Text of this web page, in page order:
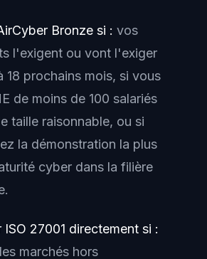
Bronze si : vos
l'exigent ou vont l'exiger
18 prochains mois, si vous
de moins de 100 salariés
taille raisonnable, ou si
la démonstration la plus
cyber dans la filière
27001 directement si :
marchés hors